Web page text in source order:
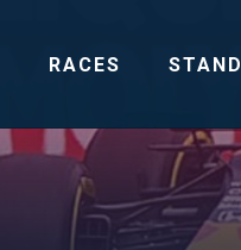
RACES STAND